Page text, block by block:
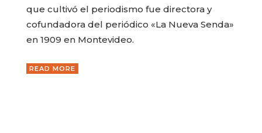
que cultivó el periodismo fue directora y
cofundadora del periódico «La Nueva Senda»
en 1909 en Montevideo.
READ MORE